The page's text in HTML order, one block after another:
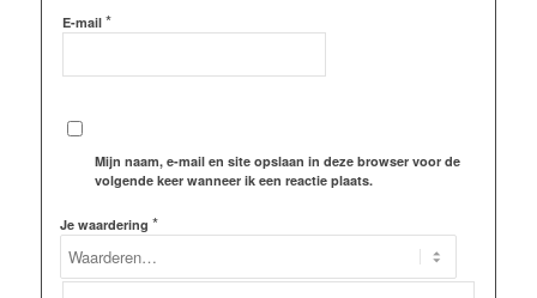
E-mail *
Mijn naam, e-mail en site opslaan in deze browser voor de
volgende keer wanneer ik een reactie plaats.
Je waardering *